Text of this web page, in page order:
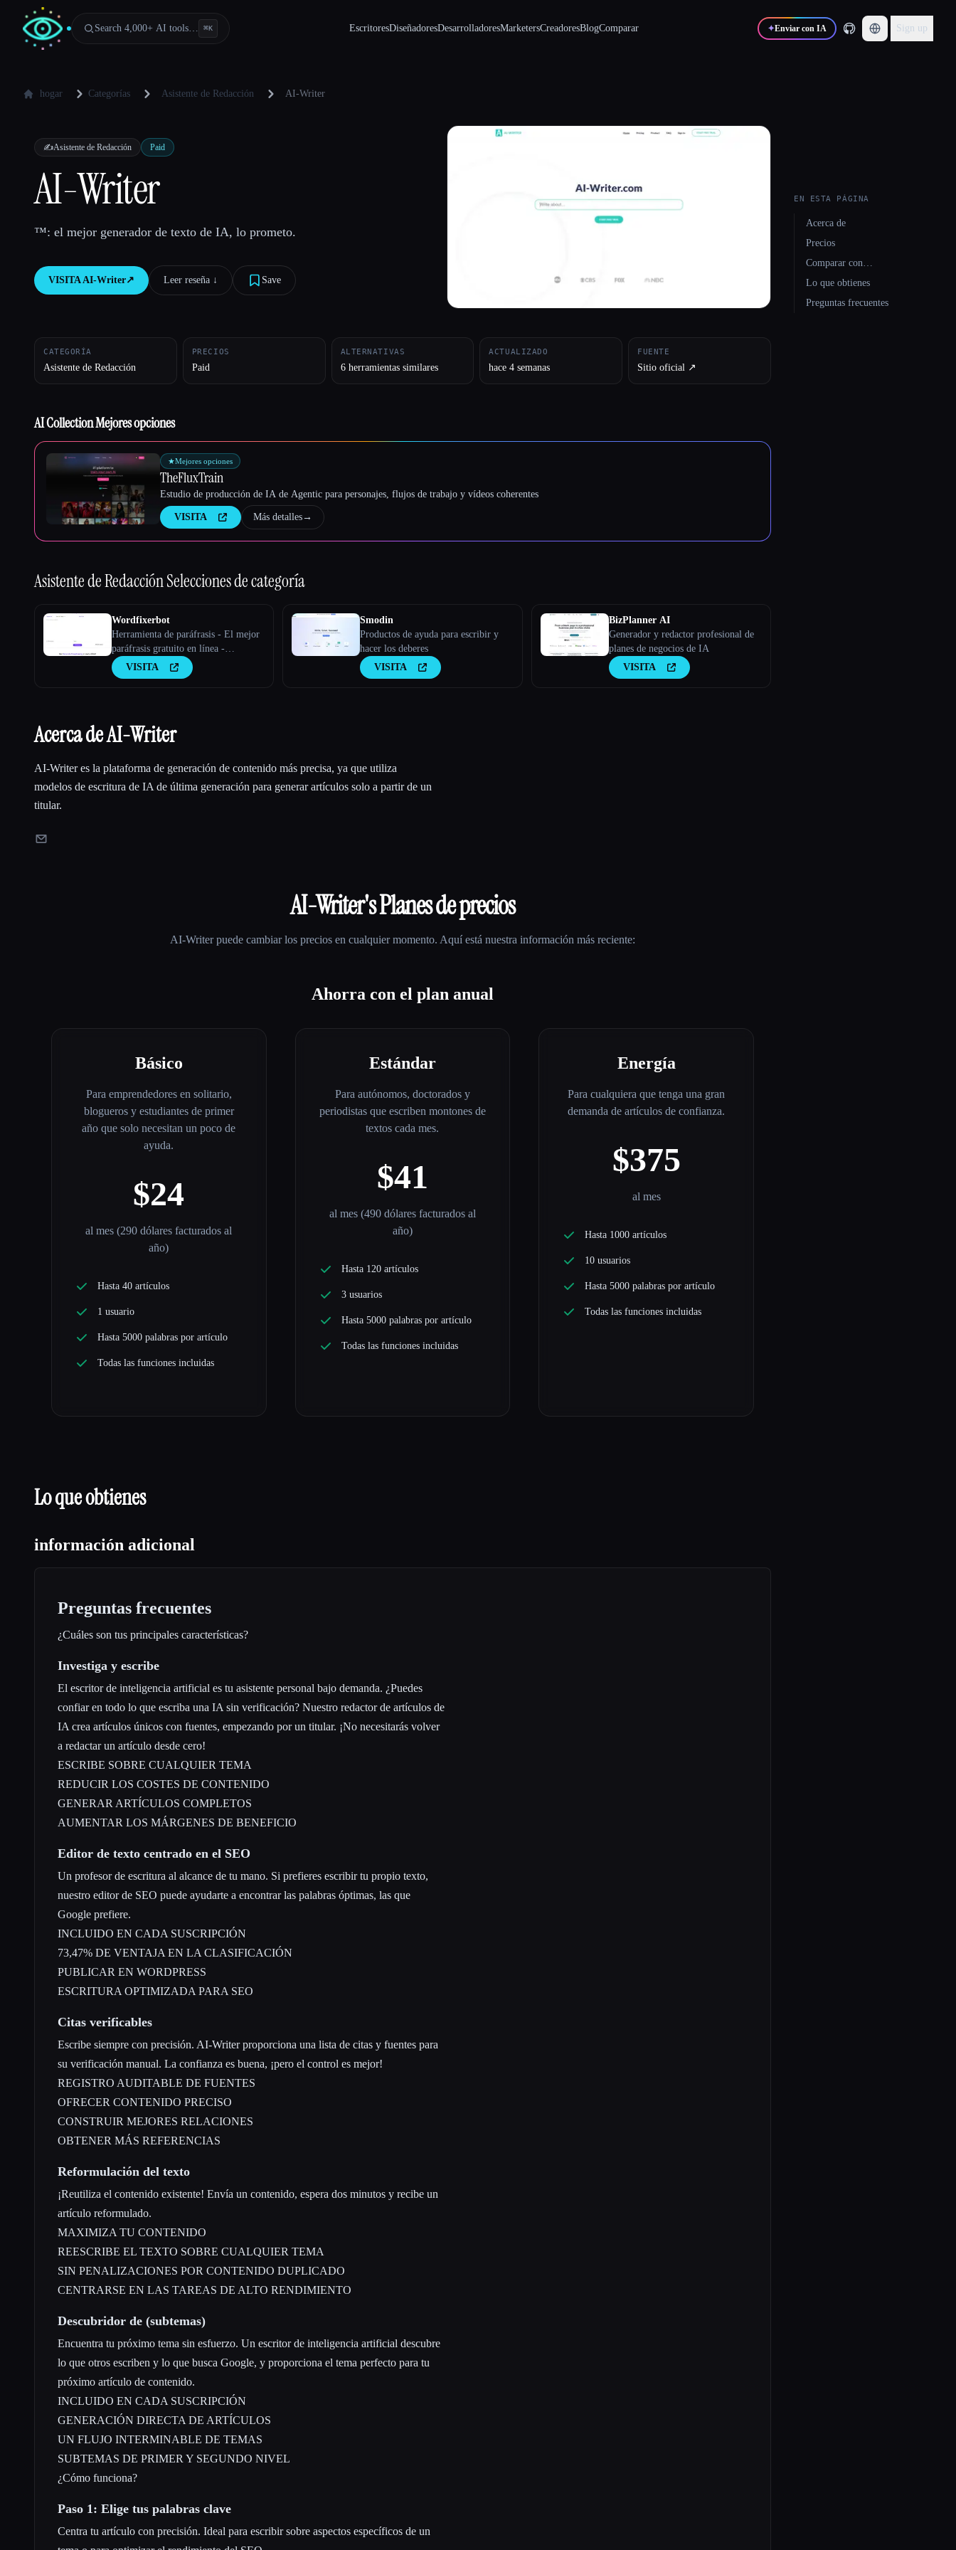
Search 4,000+ AI tools… ⌘K EscritoresDiseñadoresDesarrolladoresMarketersCreadoresBlogComparar ✦Enviar con IA Sign up
hogar Categorías Asistente de Redacción AI-Writer
✍️Asistente de Redacción Paid
AI-Writer
™: el mejor generador de texto de IA, lo prometo.
VISITAAI-Writer↗︎ Leer reseña ↓︎ Save
CATEGORÍA
Asistente de Redacción
PRECIOS
Paid
ALTERNATIVAS
6 herramientas similares
ACTUALIZADO
hace 4 semanas
FUENTE
Sitio oficial ↗︎
AI Collection Mejores opciones
★Mejores opciones
TheFluxTrain
Estudio de producción de IA de Agentic para personajes, flujos de trabajo y vídeos coherentes
VISITA Más detalles→
Asistente de RedacciónSelecciones de categoría
Wordfixerbot
Herramienta de paráfrasis - El mejor
paráfrasis gratuito en línea -
Wordfixerbot
VISITA
Smodin
Productos de ayuda para escribir y
hacer los deberes
VISITA
BizPlanner AI
Generador y redactor profesional de
planes de negocios de IA
VISITA
Acerca de AI-Writer
AI-Writer es la plataforma de generación de contenido más precisa, ya que utiliza
modelos de escritura de IA de última generación para generar artículos solo a partir de un
titular.
AI-Writer's Planes de precios
AI-Writerpuede cambiar los precios en cualquier momento. Aquí está nuestra información más reciente:
Ahorra con el plan anual
Básico
Para emprendedores en solitario,
blogueros y estudiantes de primer
año que solo necesitan un poco de
ayuda.
$24
al mes (290 dólares facturados al
año)
Hasta 40 artículos
1 usuario
Hasta 5000 palabras por artículo
Todas las funciones incluidas
Estándar
Para autónomos, doctorados y
periodistas que escriben montones de
textos cada mes.
$41
al mes (490 dólares facturados al
año)
Hasta 120 artículos
3 usuarios
Hasta 5000 palabras por artículo
Todas las funciones incluidas
Energía
Para cualquiera que tenga una gran
demanda de artículos de confianza.
$375
al mes
Hasta 1000 artículos
10 usuarios
Hasta 5000 palabras por artículo
Todas las funciones incluidas
Lo que obtienes
información adicional
Preguntas frecuentes
¿Cuáles son tus principales características?
Investiga y escribe
El escritor de inteligencia artificial es tu asistente personal bajo demanda. ¿Puedes
confiar en todo lo que escriba una IA sin verificación? Nuestro redactor de artículos de
IA crea artículos únicos con fuentes, empezando por un titular. ¡No necesitarás volver
a redactar un artículo desde cero!
ESCRIBE SOBRE CUALQUIER TEMA
REDUCIR LOS COSTES DE CONTENIDO
GENERAR ARTÍCULOS COMPLETOS
AUMENTAR LOS MÁRGENES DE BENEFICIO
Editor de texto centrado en el SEO
Un profesor de escritura al alcance de tu mano. Si prefieres escribir tu propio texto,
nuestro editor de SEO puede ayudarte a encontrar las palabras óptimas, las que
Google prefiere.
INCLUIDO EN CADA SUSCRIPCIÓN
73,47% DE VENTAJA EN LA CLASIFICACIÓN
PUBLICAR EN WORDPRESS
ESCRITURA OPTIMIZADA PARA SEO
Citas verificables
Escribe siempre con precisión. AI-Writer proporciona una lista de citas y fuentes para
su verificación manual. La confianza es buena, ¡pero el control es mejor!
REGISTRO AUDITABLE DE FUENTES
OFRECER CONTENIDO PRECISO
CONSTRUIR MEJORES RELACIONES
OBTENER MÁS REFERENCIAS
Reformulación del texto
¡Reutiliza el contenido existente! Envía un contenido, espera dos minutos y recibe un
artículo reformulado.
MAXIMIZA TU CONTENIDO
REESCRIBE EL TEXTO SOBRE CUALQUIER TEMA
SIN PENALIZACIONES POR CONTENIDO DUPLICADO
CENTRARSE EN LAS TAREAS DE ALTO RENDIMIENTO
Descubridor de (subtemas)
Encuentra tu próximo tema sin esfuerzo. Un escritor de inteligencia artificial descubre
lo que otros escriben y lo que busca Google, y proporciona el tema perfecto para tu
próximo artículo de contenido.
INCLUIDO EN CADA SUSCRIPCIÓN
GENERACIÓN DIRECTA DE ARTÍCULOS
UN FLUJO INTERMINABLE DE TEMAS
SUBTEMAS DE PRIMER Y SEGUNDO NIVEL
¿Cómo funciona?
Paso 1: Elige tus palabras clave
Centra tu artículo con precisión. Ideal para escribir sobre aspectos específicos de un
EN ESTA PÁGINA
Acerca de
Precios
Comparar con…
Lo que obtienes
Preguntas frecuentes